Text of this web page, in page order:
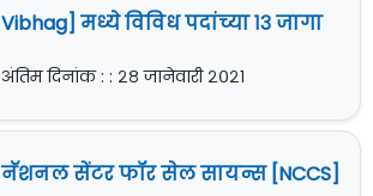
Vibhag] मध्ये विविध पदांच्या १३ जागा
अंतिम दिनांक : : २८ जानेवारी २०२१
नॅशनल सेंटर फॉर सेल सायन्स [NCCS]